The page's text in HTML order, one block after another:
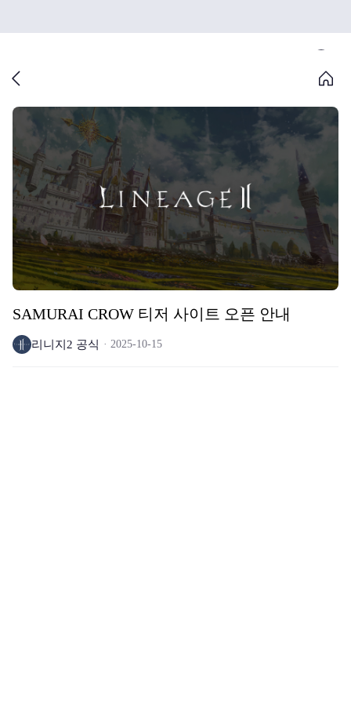
SAMURAI CROW 티저 사이트 오픈 안내
리니지2 공식 2025-10-15